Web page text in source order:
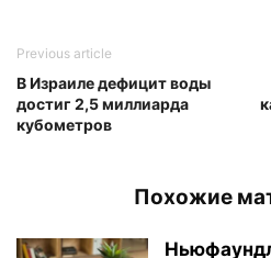
Previous article
В Израиле дефицит воды
достиг 2,5 миллиарда
кубометров
Похожие